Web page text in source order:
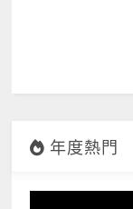
年度熱門